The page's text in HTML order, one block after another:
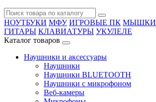
НОУТБУКИ МФУ ИГРОВЫЕ ПК МЫШКИ
ГИТАРЫ КЛАВИАТУРЫ УКУЛЕЛЕ
Каталог товаров
Наушники и аксессуары
Наушники
Наушники BLUETOOTH
Наушники с микрофоном
Веб-камеры